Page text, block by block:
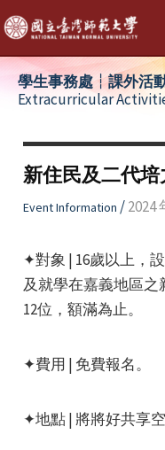
Skip
to
content
學生事務處┆課外活
Extracurricular
新住民及二代
Event Information /2024
✦對象 | 16歲以上，
及就學在嘉義地區
12位，額滿為止。
✦費用 | 免費報名。
✦地點 | 將將好共享